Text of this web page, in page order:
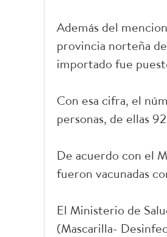
Además del
provincia norteña
importado fue
Con esa cifra, el
personas, de ellas
De acuerdo con el
fueron vacunadas
El Ministerio de
(Mascarilla-